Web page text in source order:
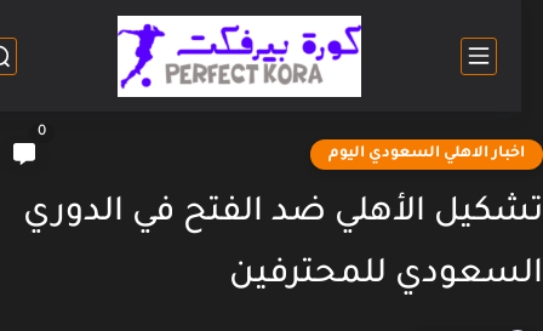
الاهلي السعودي اليوم
الأهلي ضد الفتح في الدوري
للمحترفين